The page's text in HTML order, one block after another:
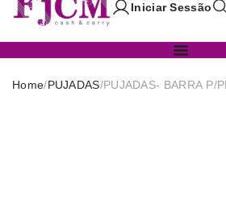
Iniciar Sessão
Home/PUJADAS/PUJADAS- BARRA P/